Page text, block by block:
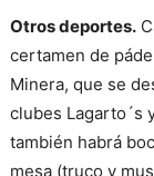
Otros deportes.
certamen de
Minera, que se
clubes Lagarto´s
también habrá
mesa (truco y